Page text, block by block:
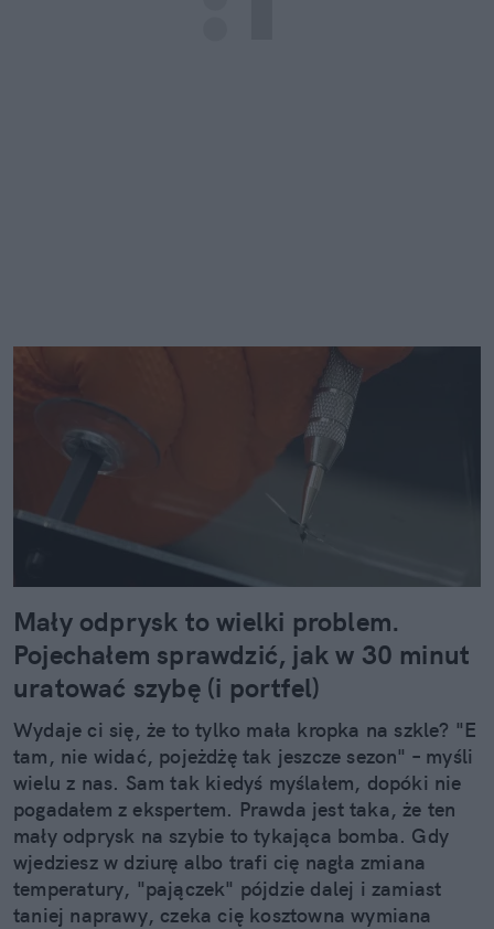
Mały odprysk to wielki problem.
Pojechałem sprawdzić, jak w 30 minut
uratować szybę (i portfel)
Wydaje ci się, że to tylko mała kropka na szkle? "E
tam, nie widać, pojeżdżę tak jeszcze sezon" – myśli
wielu z nas. Sam tak kiedyś myślałem, dopóki nie
pogadałem z ekspertem. Prawda jest taka, że ten
mały odprysk na szybie to tykająca bomba. Gdy
wjedziesz w dziurę albo trafi cię nagła zmiana
temperatury, "pajączek" pójdzie dalej i zamiast
taniej naprawy, czeka cię kosztowna wymiana